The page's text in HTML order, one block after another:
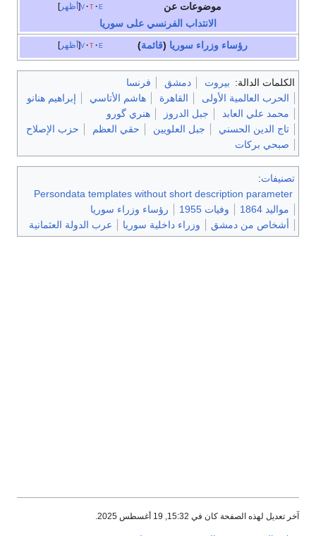
أظهر v t e
موضوعات عن
الانتداب الفرنسي على سوريا
أظهر v t e رؤساء وزراء سوريا (قائمة)
الكلمات الدالة: بيروت دمشق
فرنسا
الحرب العالمية الأولى
القاهرة هاشم الأتاسي
إبراهيم هنانو
محمد علي العابد
جبل الدروز
هنري گورو
تاج الدين الحسني
جبل العلويين حقي العظم
حزب الإصلاح
صبحي بركات
تصنيفات:
Persondata templates without short description parameter
مواليد 1864
وفيات 1955
رؤساء وزراء سوريا
أشخاص من دمشق
وزراء داخلية سوريا عرب الدولة العثمانية
آخر تعديل لهذه الصفحة كان في 15:32, 19 أغسطس 2025.